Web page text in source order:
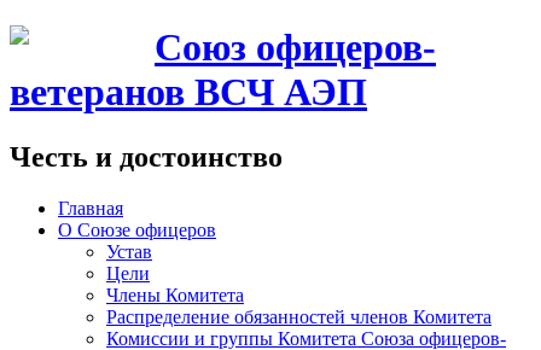
Союз офицеров-
ветеранов ВСЧ АЭП
Честь и достоинство
Главная
О Союзе офицеров
Устав
Цели
Члены Комитета
Распределение обязанностей членов Комитета
Комиссии и группы Комитета Союза офицеров-